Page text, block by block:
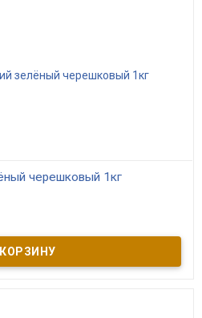
черешковый 1кг
прославленный в советские
чая и прозрачно-
качествами дома или на